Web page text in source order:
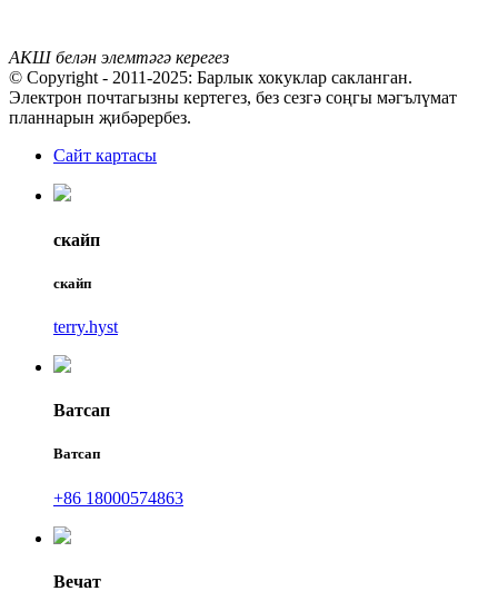
АКШ белән элемтәгә керегез
© Copyright - 2011-2025: Барлык хокуклар сакланган.
Электрон почтагызны кертегез, без сезгә соңгы мәгълүмат
планнарын җибәрербез.
Сайт картасы
скайп
скайп
terry.hyst
Ватсап
Ватсап
+86 18000574863
Вечат